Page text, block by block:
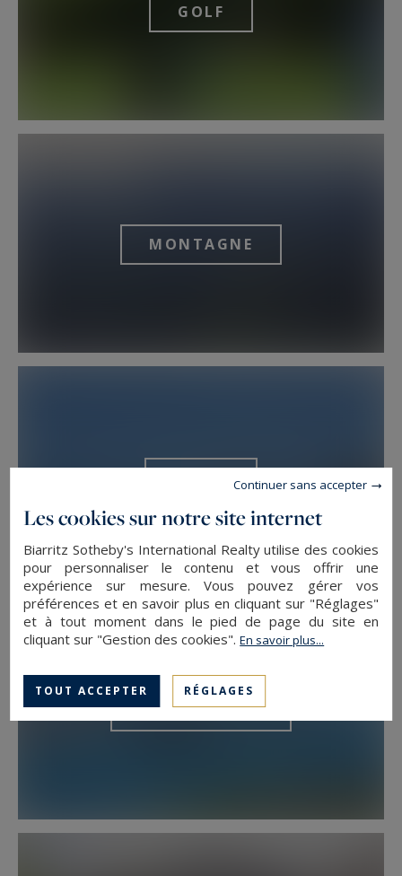
GOLF
MONTAGNE
CENTRE-VILLE
Les cookies sur notre site internet
Biarritz Sotheby's International Realty utilise des cookies
pour personnaliser le contenu et vous offrir une
expérience sur mesure. Vous pouvez gérer vos
préférences et en savoir plus en cliquant sur "Réglages"
et à tout moment dans le pied de page du site en
cliquant sur "Gestion des cookies".En savoir plus...
TOUT ACCEPTER RÉGLAGES
Continuer sans accepter